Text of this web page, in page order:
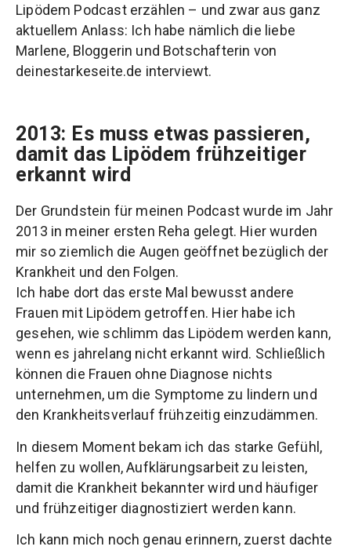
Lipödem Podcast erzählen – und zwar aus ganz
aktuellem Anlass: Ich habe nämlich die liebe
Marlene, Bloggerin und Botschafterin von
deinestarkeseite.de interviewt.
2013: Es muss etwas passieren,
damit das Lipödem frühzeitiger
erkannt wird
Der Grundstein für meinen Podcast wurde im Jahr
2013 in meiner ersten Reha gelegt. Hier wurden
mir so ziemlich die Augen geöffnet bezüglich der
Krankheit und den Folgen.
Ich habe dort das erste Mal bewusst andere
Frauen mit Lipödem getroffen. Hier habe ich
gesehen, wie schlimm das Lipödem werden kann,
wenn es jahrelang nicht erkannt wird. Schließlich
können die Frauen ohne Diagnose nichts
unternehmen, um die Symptome zu lindern und
den Krankheitsverlauf frühzeitig einzudämmen.
In diesem Moment bekam ich das starke Gefühl,
helfen zu wollen, Aufklärungsarbeit zu leisten,
damit die Krankheit bekannter wird und häufiger
und frühzeitiger diagnostiziert werden kann.
Ich kann mich noch genau erinnern, zuerst dachte